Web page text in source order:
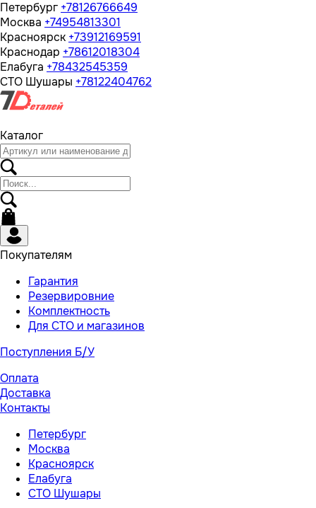
Петербург +78126766649
Москва +74954813301
Красноярск +73912169591
Краснодар +78612018304
Елабуга +78432545359
СТО Шушары +78122404762
Каталог
Покупателям
Гарантия
Резервировние
Комплектность
Для СТО и магазинов
Поступления Б/У
Оплата
Доставка
Контакты
Петербург
Москва
Красноярск
Елабуга
СТО Шушары